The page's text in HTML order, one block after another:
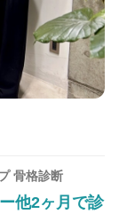
骨格診断
他2ヶ月で診